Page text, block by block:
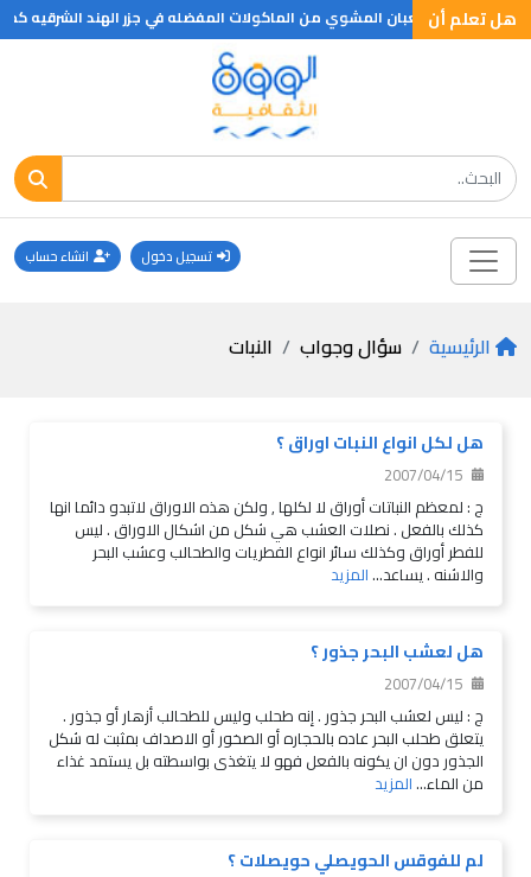
هل تعلم أن
يعتبر الثعبان المشوي من الماكولات المفضله في جزر الهند الشرقيه كما
تسجيل دخول انشاء حساب
الرئيسية سؤال وجواب النبات
هل لكل انواع النبات اوراق ؟
2007/04/15
ج : لمعظم النباتات أوراق لا لكلها , ولكن هذه الاوراق لاتبدو دائما انها
كذلك بالفعل . نصلات العشب هي شكل من اشكال الاوراق . ليس
للفطر أوراق وكذلك سائر انواع الفطريات والطحالب وعشب البحر
والاشنه . يساعد...المزيد
هل لعشب البحر جذور ؟
2007/04/15
ج : ليس لعشب البحر جذور . إنه طحلب وليس للطحالب أزهار أو جذور .
يتعلق طحلب البحر عاده بالحجاره أو الصخور أو الاصداف بمثبت له شكل
الجذور دون ان يكونه بالفعل فهو لا يتغذى بواسطته بل يستمد غذاء
من الماء...المزيد
لم للفوقس الحويصلي حويصلات ؟